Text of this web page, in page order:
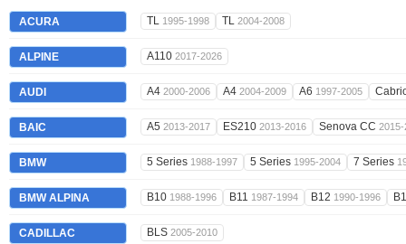
ACURA TL 1995-1998 TL 2004-2008
ALPINE A110 2017-2026
AUDI A4 2000-2006 A4 2004-2009 A6 1997-2005
BAIC A5 2013-2017 ES210 2013-2016 Senova CC 2015-
BMW 5 Series 1988-1997 5 Series 1995-2004 7 Series
BMW ALPINA B10 1988-1996 B11 1987-1994 B12 1990-1996
CADILLAC BLS 2005-2010